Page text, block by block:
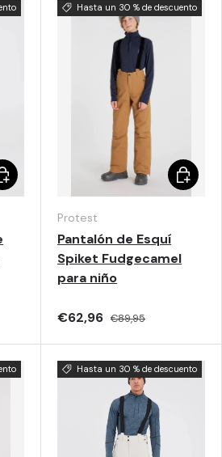
opciones
Hasta un 30 % de descuento
Protest
Pantalón de Esquí
Spiket Fudgecamel
para niño
€62,96 €89,95
Elegir
Hasta un 30 % de descuento